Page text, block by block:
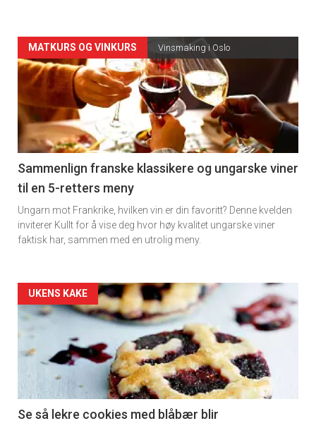
Forsiden
akkurat
nå
-
5
MATKURS OG VINKURS Vinsmaking i Oslo
Sammenlign franske klassikere og ungarske viner
til en 5-retters meny
Ungarn mot Frankrike, hvilken vin er din favoritt? Denne kvelden
inviterer Kullt for å vise deg hvor høy kvalitet ungarske viner
faktisk har, sammen med en utrolig meny.
Forsiden
akkurat
nå
6
UKENS KAKE
Se så lekre cookies med blåbær blir